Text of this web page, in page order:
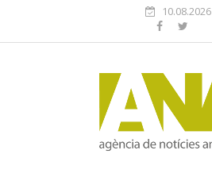
10.08.2026